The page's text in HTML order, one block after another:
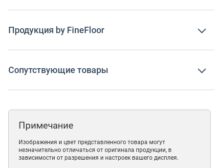
Продукция by FineFloor
Сопутствующие товары
Примечание
Изображения и цвет представленного товара могут
незначительно отличаться от оригинала продукции, в
зависимости от разрешения и настроек вашего дисплея.